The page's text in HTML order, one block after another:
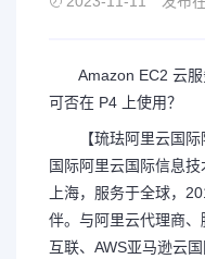
Amazon EC2 云服
可否在 P4 上使用？
【琉珐阿里云国际
国际阿里云国际信息技
上海，服务于全球，
伴。与阿里云代理商
互联、AWS亚马逊云